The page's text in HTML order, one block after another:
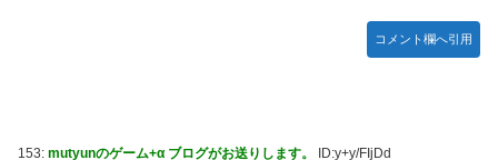
コメント欄へ引用
153: mutyunのゲーム+α ブログがお送りします。 ID:y+y/FIjDd